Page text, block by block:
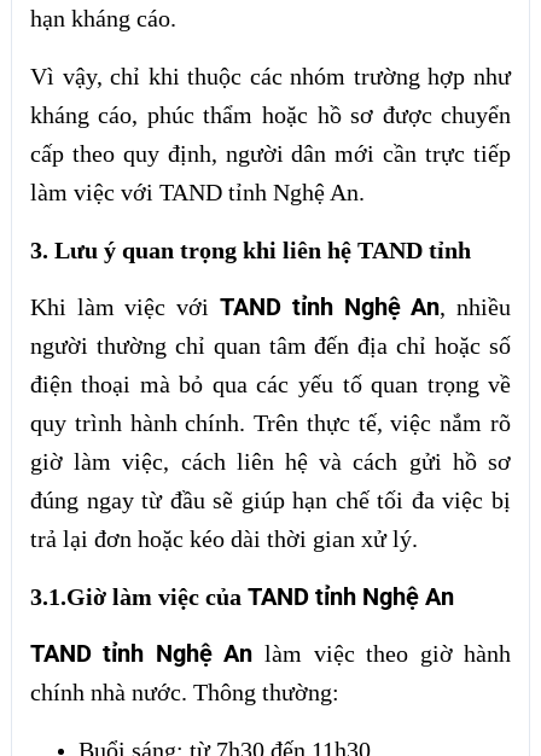
hạn kháng cáo.
Vì vậy, chỉ khi thuộc các nhóm trường hợp như
kháng cáo, phúc thẩm hoặc hồ sơ được chuyển
cấp theo quy định, người dân mới cần trực tiếp
làm việc với TAND tỉnh Nghệ An.
3. Lưu ý quan trọng khi liên hệ TAND tỉnh
Khi làm việc với TAND tỉnh Nghệ An, nhiều
người thường chỉ quan tâm đến địa chỉ hoặc số
điện thoại mà bỏ qua các yếu tố quan trọng về
quy trình hành chính. Trên thực tế, việc nắm rõ
giờ làm việc, cách liên hệ và cách gửi hồ sơ
đúng ngay từ đầu sẽ giúp hạn chế tối đa việc bị
trả lại đơn hoặc kéo dài thời gian xử lý.
3.1.Giờ làm việc của TAND tỉnh Nghệ An
TAND tỉnh Nghệ An làm việc theo giờ hành
chính nhà nước. Thông thường:
Buổi sáng: từ 7h30 đến 11h30